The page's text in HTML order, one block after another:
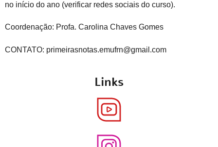
no início do ano (verificar redes sociais do curso).
Coordenação: Profa. Carolina Chaves Gomes
CONTATO: primeirasnotas.emufrn@gmail.com
Links